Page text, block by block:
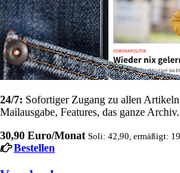
24/7: Sofortiger Zugang zu allen
Mailausgabe, Features, das ganze Archiv.
30,90 Euro/Monat Soli: 42,90, ermäßigt:
Bestellen